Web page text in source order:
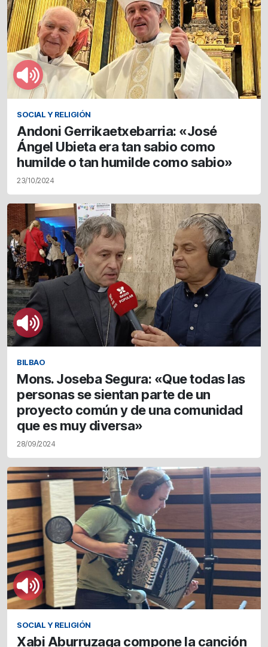
SOCIAL Y RELIGIÓN
Andoni Gerrikaetxebarria: «José
Ángel Ubieta era tan sabio como
humilde o tan humilde como sabio»
23/10/2024
BILBAO
Mons. Joseba Segura: «Que todas las
personas se sientan parte de un
proyecto común y de una comunidad
que es muy diversa»
28/09/2024
SOCIAL Y RELIGIÓN
Xabi Aburruzaga compone la canción